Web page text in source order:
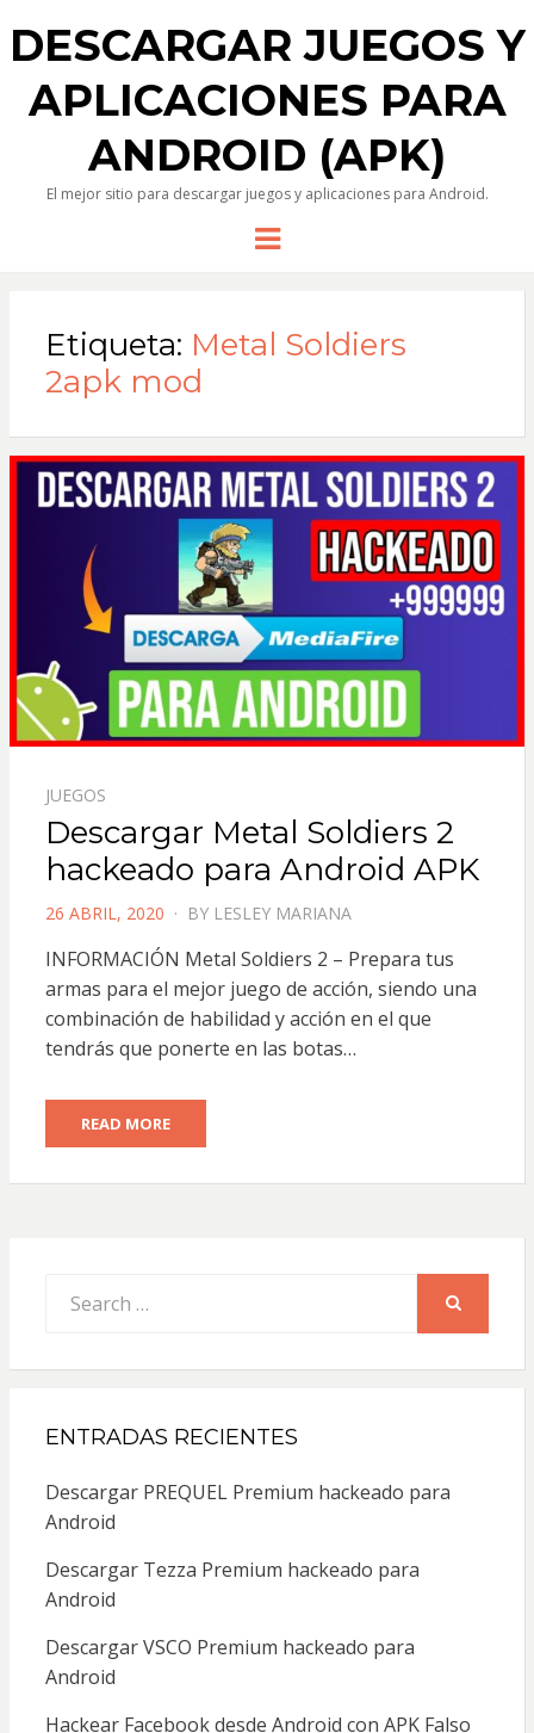
DESCARGAR JUEGOS Y
APLICACIONES PARA
ANDROID (APK)
El mejor sitio para descargar juegos y aplicaciones para Android.
Menu
Etiqueta: Metal Soldiers
2apk mod
JUEGOS
Descargar Metal Soldiers 2
hackeado para Android APK
POSTED
26 ABRIL, 2020 BY LESLEY MARIANA
INFORMACIÓN Metal Soldiers 2 – Prepara tus
armas para el mejor juego de acción, siendo una
combinación de habilidad y acción en el que
tendrás que ponerte en las botas…
READ MORE
for:
ENTRADAS RECIENTES
Descargar PREQUEL Premium hackeado para
Android
Descargar Tezza Premium hackeado para
Android
Descargar VSCO Premium hackeado para
Android
Hackear Facebook desde Android con APK Falso